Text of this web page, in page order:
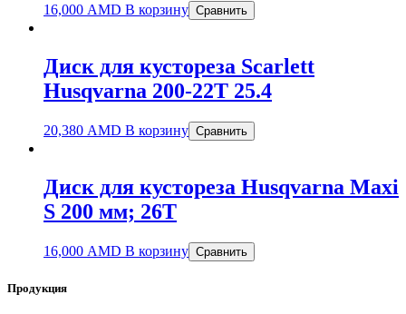
16,000 AMD В корзину Сравнить
Диск для кустореза Sсarlett
Husqvarna 200-22Т 25.4
20,380 AMD В корзину Сравнить
Диск для кустореза Husqvarna Maxi
S 200 мм; 26Т
16,000 AMD В корзину Сравнить
Продукция